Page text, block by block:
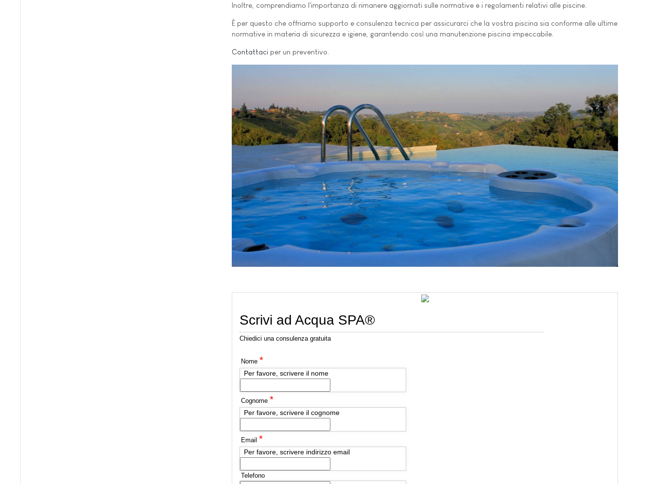
Inoltre, comprendiamo l'importanza di rimanere aggiornati sulle normative e i regolamenti relativi alle piscine.
È per questo che offriamo supporto e consulenza tecnica per assicurarci che la vostra piscina sia conforme alle ultime
normative in materia di sicurezza e igiene, garantendo così una manutenzione piscina impeccabile.
Contattaci per un preventivo.
Scrivi ad Acqua SPA®
Chiedici una consulenza gratuita
Nome *
Per favore, scrivere il nome
Cognome *
Per favore, scrivere il cognome
Email *
Per favore, scrivere indirizzo email
Telefono